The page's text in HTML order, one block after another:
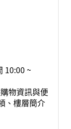
10:00 ~
物資訊與便
、樓層簡介